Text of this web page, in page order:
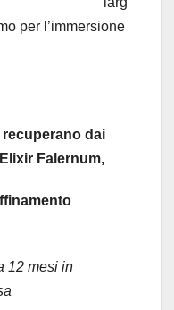
per l’immersione
recuperano dai
Falernum,
12 mesi in